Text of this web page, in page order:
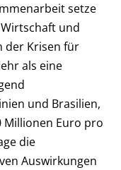
setze
und
der Krisen für
als eine
und Brasilien,
Millionen Euro pro
die
Auswirkungen